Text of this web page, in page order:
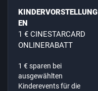
KINDERVORSTELLUNG
EN
1 € CINESTARCARD
ONLINERABATT
1 € sparen bei
ausgewählten
Kinderevents für die